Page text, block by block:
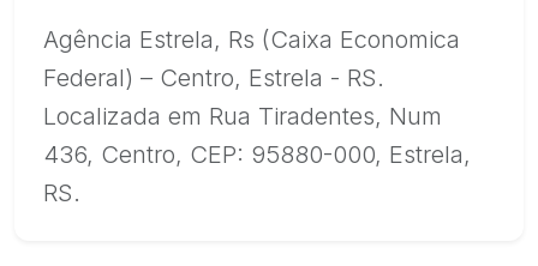
Agência Estrela, Rs (Caixa Economica
Federal) – Centro, Estrela - RS.
Localizada em Rua Tiradentes, Num
436, Centro, CEP: 95880-000, Estrela,
RS.